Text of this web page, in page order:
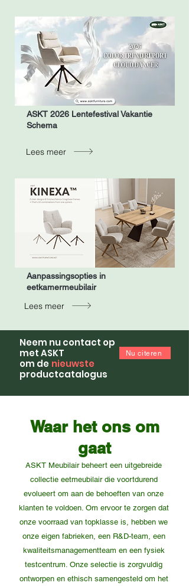
ASKT 2026 Lentefestival Vakantie
Schema
Lees meer
Aanpassingsopties in
eetkamermeubilair
Lees meer
Neem nu contact op
met ASKT
om de nieuwste
productcatalogus
Nu citeren
Waar het ons om
gaat
ASKT Meubilair beheert een uitgebreide
collectie eetmeubilair die voortdurend
evolueert om aan de behoeften van onze
klanten te voldoen. Om ervoor te zorgen dat
onze voorraad van topklasse is, hebben we
onze eigen fabrieken, een R&D-team, een
kwaliteitsmanagementteam en een fysiek
testcentrum. Onze selectie is zorgvuldig
ontworpen en ethisch samengesteld om het